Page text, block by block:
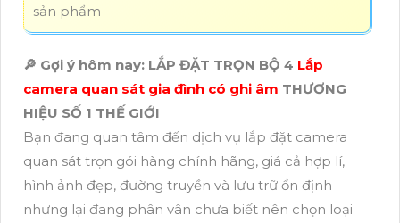
sản phẩm
🔎 Gợi ý hôm nay: LẮP ĐẶT TRỌN BỘ 4 Lắp
camera quan sát gia đình có ghi âm THƯƠNG
HIỆU SỐ 1 THẾ GIỚI
Bạn đang quan tâm đến dịch vụ lắp đặt camera
quan sát trọn gói hàng chính hãng, giá cả hợp lí,
hình ảnh đẹp, đường truyền và lưu trữ ổn định
nhưng lại đang phân vân chưa biết nên chọn loại